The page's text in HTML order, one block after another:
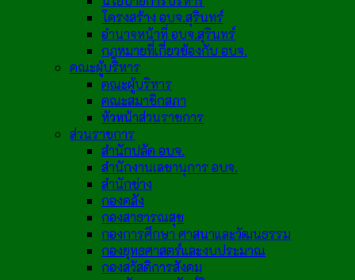
โครงสร้าง อบจ.สุรินทร์
อำนาจหน้าที่ อบจ.สุรินทร์
กฎหมายที่เกี่ยวข้องกับ อบจ.
คณะผู้บริหาร
คณะผู้บริหาร
คณะสมาชิกสภา
หัวหน้าส่วนราชการ
ส่วนราชการ
สำนักปลัด อบจ.
สำนักงานเลขานุการ อบจ.
สำนักช่าง
กองคลัง
กองสาธารณสุข
กองการศึกษา ศาสนาและวัฒนธรรม
กองยุทธศาสตร์และงบประมาณ
กองสวัสดิการสังคม